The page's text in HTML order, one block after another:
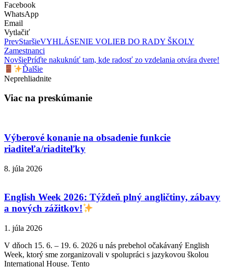
Facebook
WhatsApp
Email
Vytlačiť
PrevStaršieVYHLÁSENIE VOLIEB DO RADY ŠKOLY
Zamestnanci
NovšiePríďte nakuknúť tam, kde radosť zo vzdelania otvára dvere!
Ďalšie
Neprehliadnite
Viac na preskúmanie
Výberové konanie na obsadenie funkcie
riaditeľa/riaditeľky
8. júla 2026
English Week 2026: Týždeň plný angličtiny, zábavy
a nových zážitkov!
1. júla 2026
V dňoch 15. 6. – 19. 6. 2026 u nás prebehol očakávaný English
Week, ktorý sme zorganizovali v spolupráci s jazykovou školou
International House. Tento